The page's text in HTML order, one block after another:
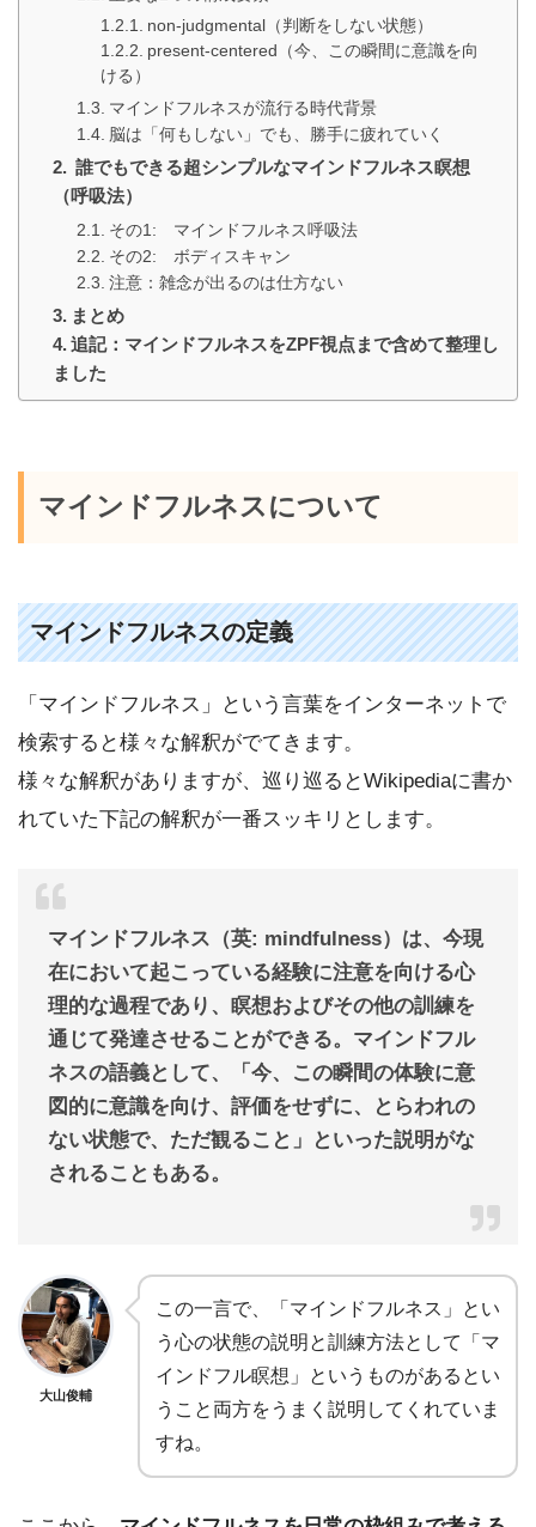
non-judgmental（判断をしない状態）
present-centered（今、この瞬間に意識を向
ける）
マインドフルネスが流行る時代背景
脳は「何もしない」でも、勝手に疲れていく
誰でもできる超シンプルなマインドフルネス瞑想
（呼吸法）
その1: マインドフルネス呼吸法
その2: ボディスキャン
注意：雑念が出るのは仕方ない
まとめ
追記：マインドフルネスをZPF視点まで含めて整理し
ました
マインドフルネスについて
マインドフルネスの定義
「マインドフルネス」という言葉をインターネットで
検索すると様々な解釈がでてきます。
様々な解釈がありますが、巡り巡るとWikipediaに書か
れていた下記の解釈が一番スッキリとします。
マインドフルネス（英: mindfulness）は、今現
在において起こっている経験に注意を向ける心
理的な過程であり、瞑想およびその他の訓練を
通じて発達させることができる。マインドフル
ネスの語義として、「今、この瞬間の体験に意
図的に意識を向け、評価をせずに、とらわれの
ない状態で、ただ観ること」といった説明がな
されることもある。
大山俊輔
この一言で、「マインドフルネス」とい
う心の状態の説明と訓練方法として「マ
インドフル瞑想」というものがあるとい
うこと両方をうまく説明してくれていま
すね。